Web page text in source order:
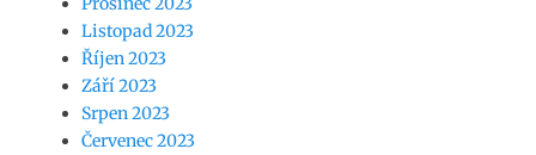
Listopad 2023
Říjen 2023
Září 2023
Srpen 2023
Červenec 2023